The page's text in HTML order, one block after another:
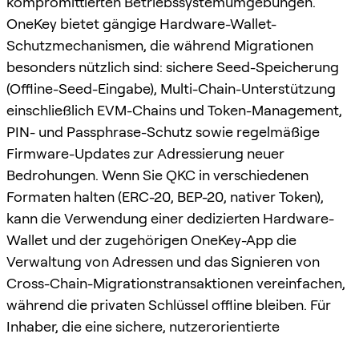
OneKey bietet gängige Hardware-Wallet-
Schutzmechanismen, die während Migrationen
besonders nützlich sind: sichere Seed-Speicherung
(Offline-Seed-Eingabe), Multi-Chain-Unterstützung
einschließlich EVM-Chains und Token-Management,
PIN- und Passphrase-Schutz sowie regelmäßige
Firmware-Updates zur Adressierung neuer
Bedrohungen. Wenn Sie QKC in verschiedenen
Formaten halten (ERC-20, BEP-20, nativer Token),
kann die Verwendung einer dedizierten Hardware-
Wallet und der zugehörigen OneKey-App die
Verwaltung von Adressen und das Signieren von
Cross-Chain-Migrationstransaktionen vereinfachen,
während die privaten Schlüssel offline bleiben. Für
Inhaber, die eine sichere, nutzerorientierte